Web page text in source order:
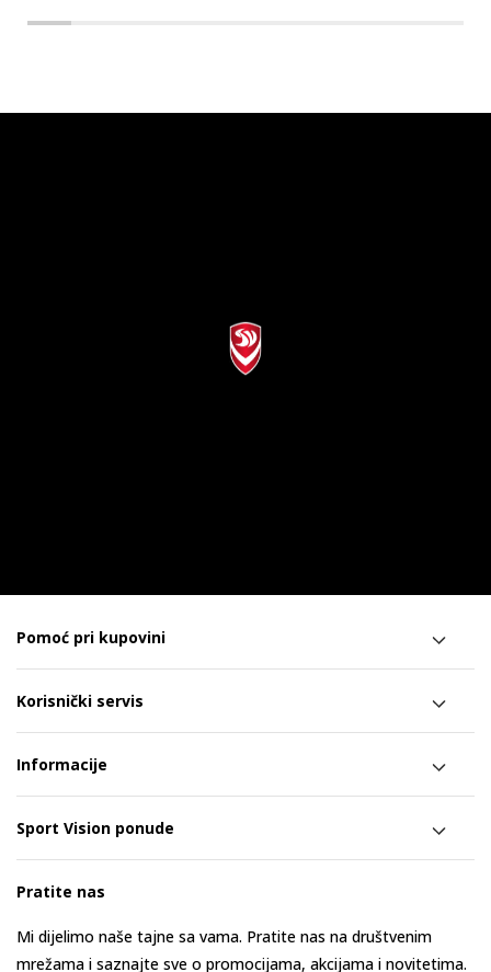
Pomoć pri kupovini
Korisnički servis
Informacije
Sport Vision ponude
Pratite nas
Mi dijelimo naše tajne sa vama. Pratite nas na društvenim
mrežama i saznajte sve o promocijama, akcijama i novitetima.